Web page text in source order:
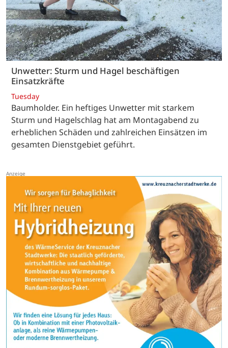
Unwetter: Sturm und Hagel beschäftigen
Einsatzkräfte
Tuesday
Baumholder. Ein heftiges Unwetter mit starkem
Sturm und Hagelschlag hat am Montagabend zu
erheblichen Schäden und zahlreichen Einsätzen im
gesamten Dienstgebiet geführt.